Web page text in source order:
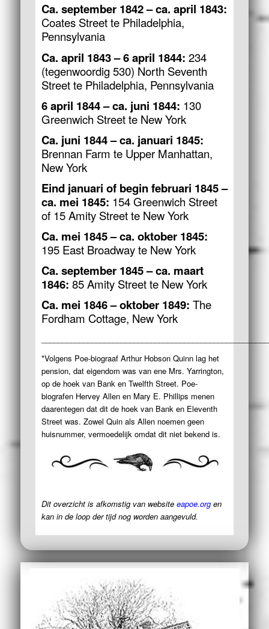
Ca. september 1842 – ca. april 1843:
Coates Street te Philadelphia,
Pennsylvania
Ca. april 1843 – 6 april 1844: 234
(tegenwoordig 530) North Seventh
Street te Philadelphia, Pennsylvania
6 april 1844 – ca. juni 1844: 130
Greenwich Street te New York
Ca. juni 1844 – ca. januari 1845:
Brennan Farm te Upper Manhattan,
New York
Eind januari of begin februari 1845 –
ca. mei 1845: 154 Greenwich Street
of 15 Amity Street te New York
Ca. mei 1845 – ca. oktober 1845:
195 East Broadway te New York
Ca. september 1845 – ca. maart
1846: 85 Amity Street te New York
Ca. mei 1846 – oktober 1849: The
Fordham Cottage, New York
*Volgens Poe-biograaf Arthur Hobson Quinn lag het
pension, dat eigendom was van ene Mrs. Yarrington,
op de hoek van Bank en Twelfth Street. Poe-
biografen Hervey Allen en Mary E. Phillips menen
daarentegen dat dit de hoek van Bank en Eleventh
Street was. Zowel Quin als Allen noemen geen
huisnummer, vermoedelijk omdat dit niet bekend is.
Dit overzicht is afkomstig van website eapoe.orgen
kan in de loop der tijd nog worden aangevuld.